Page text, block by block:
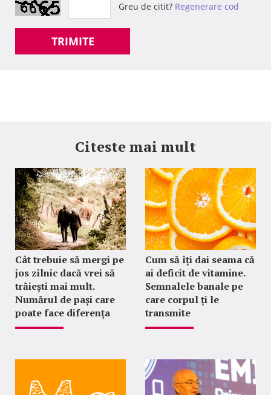
Greu de citit? Regenerare cod
TRIMITE
Citeste mai mult
Cât trebuie să mergi pe
jos zilnic dacă vrei să
trăiești mai mult.
Numărul de pași care
poate face diferența
Cum să îți dai seama că
ai deficit de vitamine.
Semnalele banale pe
care corpul ți le
transmite